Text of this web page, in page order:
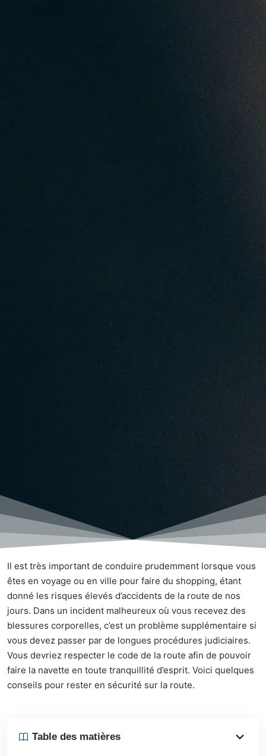
Il est très important de conduire prudemment lorsque vous
êtes en voyage ou en ville pour faire du shopping, étant
donné les risques élevés d’accidents de la route de nos
jours. Dans un incident malheureux où vous recevez des
blessures corporelles, c’est un problème supplémentaire si
vous devez passer par de longues procédures judiciaires.
Vous devriez respecter le code de la route afin de pouvoir
faire la navette en toute tranquillité d’esprit. Voici quelques
conseils pour rester en sécurité sur la route.
Table des matières